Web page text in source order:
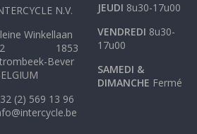
N.V.
Winkellaan
1853
Bever
(2) 569 13 96
JEUDI 8u30-17u00
VENDREDI 8u30-
17u00
SAMEDI &
DIMANCHE Fermé